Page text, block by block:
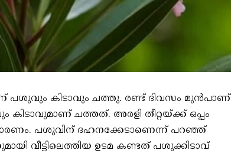
പശുവും കിടാവും ചത്തു. രണ്ട് ദിവസം മുൻപാണ്
ചത്തത്. അരളി തീറ്റയ്ക്ക് ഒപ്പം
പശുവിന് ദഹനക്കേടാണെന്ന് പറഞ്ഞ്
വീട്ടിലെത്തിയ ഉടമ കണ്ടത് പശുക്കിടാവ്